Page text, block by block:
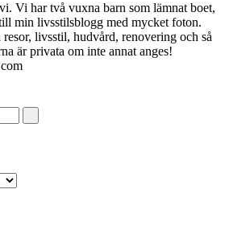
Vi har två vuxna barn som lämnat boet,
min livsstilsblogg med mycket foton.
livsstil, hudvård, renovering och så
är privata om inte annat anges!